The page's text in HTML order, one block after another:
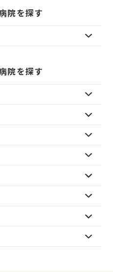
院を探す
院を探す